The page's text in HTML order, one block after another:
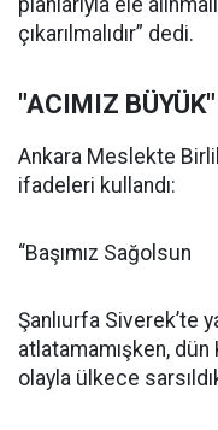
planlarıyla ele
çıkarılmalıdır” dedi.
"ACIMIZ BÜYÜK"
Ankara Meslekte
ifadeleri kullandı:
“Başımız Sağolsun
Şanlıurfa Siverek’te
atlatamamışken, dün
olayla ülkece